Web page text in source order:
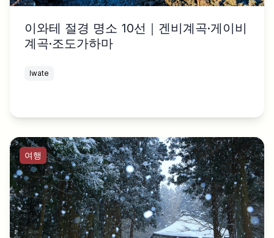
이와테 절경 명소 10선｜겐비계곡·게이비
계곡·조도가하마
Iwate
여행